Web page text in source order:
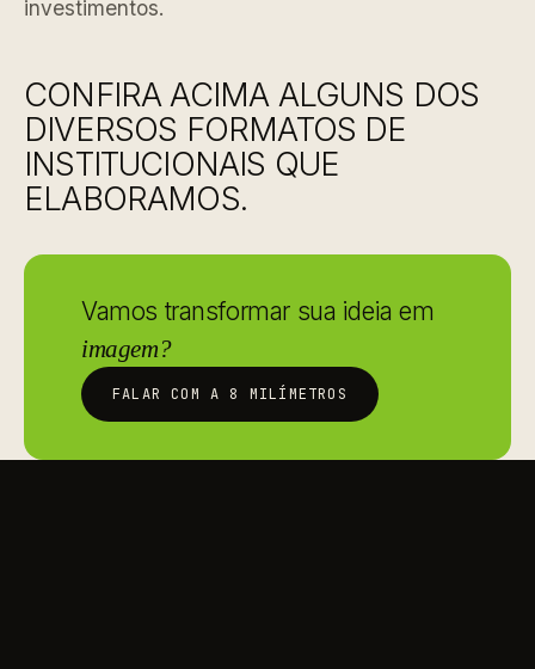
investimentos.
CONFIRA ACIMA ALGUNS DOS
DIVERSOS FORMATOS DE
INSTITUCIONAIS QUE
ELABORAMOS.
Vamos transformar sua ideia em
imagem?
FALAR COM A 8 MILÍMETROS